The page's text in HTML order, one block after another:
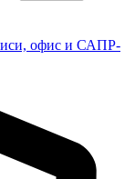
офис и САПР-